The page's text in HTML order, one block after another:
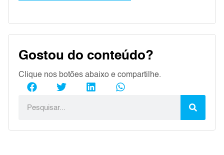
Gostou do conteúdo?
Clique nos botões abaixo e compartilhe.